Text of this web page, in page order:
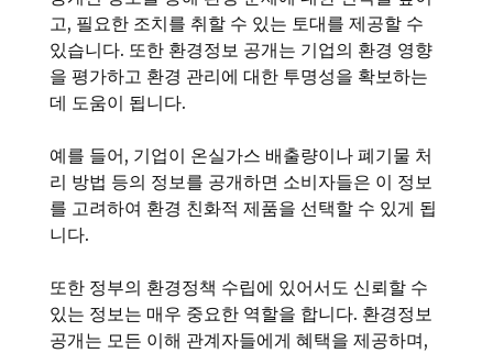
고, 필요한 조치를 취할 수 있는 토대를 제공할 수
있습니다. 또한 환경정보 공개는 기업의 환경 영향
을 평가하고 환경 관리에 대한 투명성을 확보하는
데 도움이 됩니다.
예를 들어, 기업이 온실가스 배출량이나 폐기물 처
리 방법 등의 정보를 공개하면 소비자들은 이 정보
를 고려하여 환경 친화적 제품을 선택할 수 있게 됩
니다.
또한 정부의 환경정책 수립에 있어서도 신뢰할 수
있는 정보는 매우 중요한 역할을 합니다. 환경정보
공개는 모든 이해 관계자들에게 혜택을 제공하며,